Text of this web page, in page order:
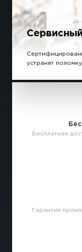
устранят
Бесплатная
Гарантия